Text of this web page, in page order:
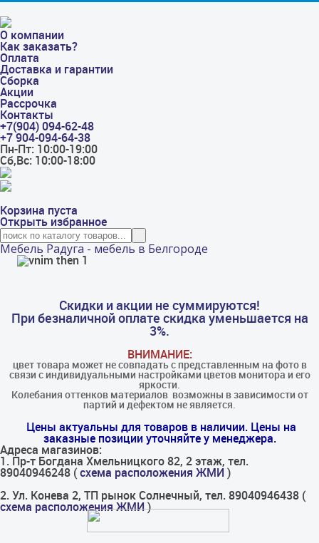
О компании
Как заказать?
Оплата
Доставка и гарантии
Сборка
Акции
Рассрочка
Контакты
+7(904) 094-62-48
+7 904-094-64-38
Пн-Пт: 10:00-19:00
Сб,Вс: 10:00-18:00
Корзина пуста
Открыть избранное
Мебель Радуга - мебель в Белгороде
Скидки и акции не суммируются!
При безналичной оплате скидка уменьшается на
3%.
ВНИМАНИЕ:
цвет товара может не совпадать с представленным на фото в
связи с индивидуальными настройками цветов монитора и его
яркости.
Колебания оттенков материалов​ ​ возможны в зависимости от
партий и дефектом не является.
Цены актуальны для товаров в наличии. Цены на
заказные позиции уточняйте у менеджера.
Адреса магазинов:
1. Пр-т Богдана Хмельницкого 82, 2 этаж, тел.
89040946248 ( схема расположения ЖМИ )
2. Ул. Конева 2, ТП рынок Солнечный, тел. 89040946438 (
схема расположения ЖМИ)